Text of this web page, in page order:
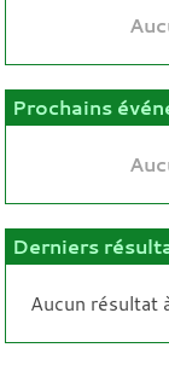
Prochains
Derniers
Aucun résultat